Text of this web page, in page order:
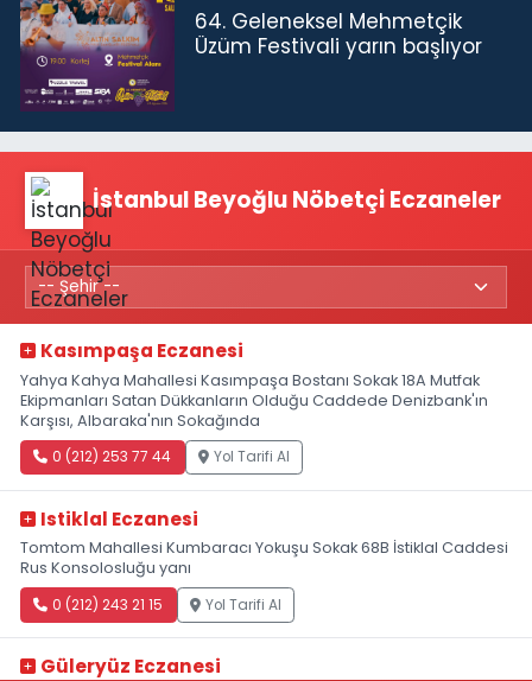
64. Geleneksel Mehmetçik
Üzüm Festivali yarın başlıyor
İstanbul Beyoğlu Nöbetçi Eczaneler
Kasımpaşa Eczanesi
Yahya Kahya Mahallesi Kasımpaşa Bostanı Sokak 18A Mutfak
Ekipmanları Satan Dükkanların Olduğu Caddede Denizbank'ın
Karşısı, Albaraka'nın Sokağında
0 (212) 253 77 44 Yol Tarifi Al
Istiklal Eczanesi
Tomtom Mahallesi Kumbaracı Yokuşu Sokak 68B İstiklal Caddesi
Rus Konsolosluğu yanı
0 (212) 243 21 15 Yol Tarifi Al
Güleryüz Eczanesi